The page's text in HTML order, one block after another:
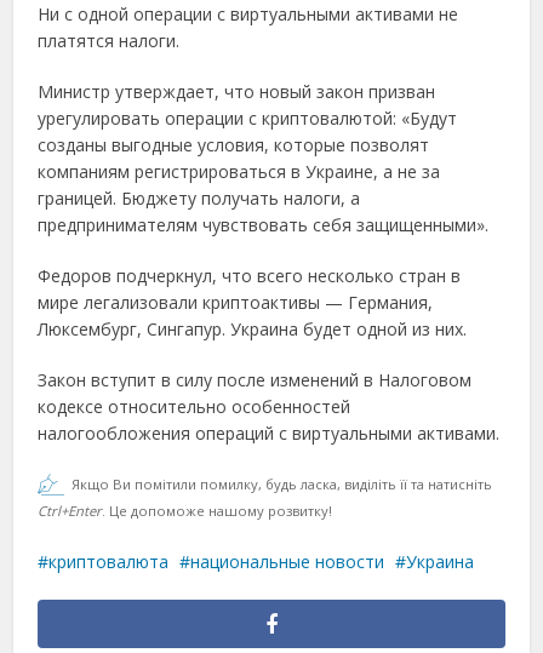
Ни с одной операции с виртуальными активами не
платятся налоги.
Министр утверждает, что новый закон призван
урегулировать операции с криптовалютой: «Будут
созданы выгодные условия, которые позволят
компаниям регистрироваться в Украине, а не за
границей. Бюджету получать налоги, а
предпринимателям чувствовать себя защищенными».
Федоров подчеркнул, что всего несколько стран в
мире легализовали криптоактивы — Германия,
Люксембург, Сингапур. Украина будет одной из них.
Закон вступит в силу после изменений в Налоговом
кодексе относительно особенностей
налогообложения операций с виртуальными активами.
Якщо Ви помітили помилку, будь ласка, виділіть її та натисніть
Ctrl+Enter. Це допоможе нашому розвитку!
криптовалюта национальные новости Украина